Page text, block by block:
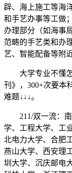
辟、海上施工等海
和手艺办事等工做
办理部分（如海事
范畴的手艺类和办
艺、智能配备等附
大学专业不懂怎
刊》，300+次要本
难题↓↓↓。
211/双一流：南
学、工程大学、工
北电力大学、合肥
燕山大学、西安理
圳大学、沉庆邮电